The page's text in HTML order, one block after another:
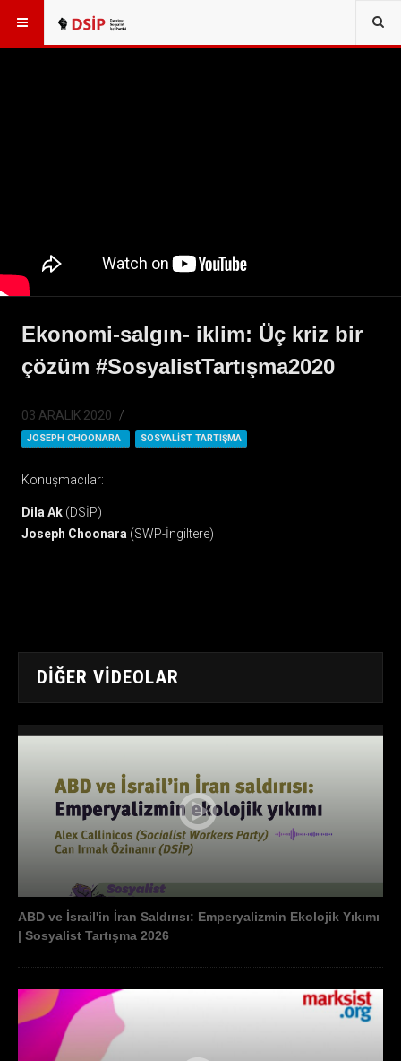
Ekonomi-salgın- iklim: Üç kriz bir
çözüm #SosyalistTartışma2020
03 ARALIK 2020
JOSEPH CHOONARA SOSYALIST TARTIŞMA
Konuşmacılar:
Dila Ak (DSİP)
Joseph Choonara (SWP-İngiltere)
DIĞER VIDEOLAR
ABD ve İsrail'in İran Saldırısı: Emperyalizmin Ekolojik Yıkımı
| Sosyalist Tartışma 2026